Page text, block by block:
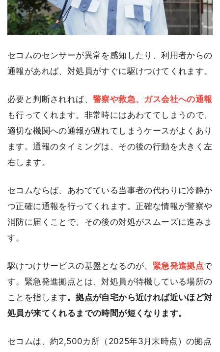
セコムのセンサーが異常を感知したり、利用者からの
通報があれば、対処員がすぐに駆けつけてくれます。
必要と判断されれば、 警察や救急、ガス会社への通報
も行ってくれます。非常時にはあわててしまうので、
適切な機関への通報が遅れてしまうケースがよくあり
ます。通報のタイミングは、その後の行動を大きく左
右します。
セコムならば、あわてている当事者の代わりに冷静か
つ正確に通報を行ってくれます。正確な情報が警察や
消防に届くことで、その後の対処がスムーズに進みま
す。
駆けつけサービスの基盤となるのが、 緊急発進拠点で
す。緊急発進拠点とは、対処員が待機している場所の
ことを指します 。拠点が自宅から近ければ近いほど対
処員が来てくれるまでの時間が短くなります。
セコムは、約2,500カ所（2025年3月末時点）の拠点